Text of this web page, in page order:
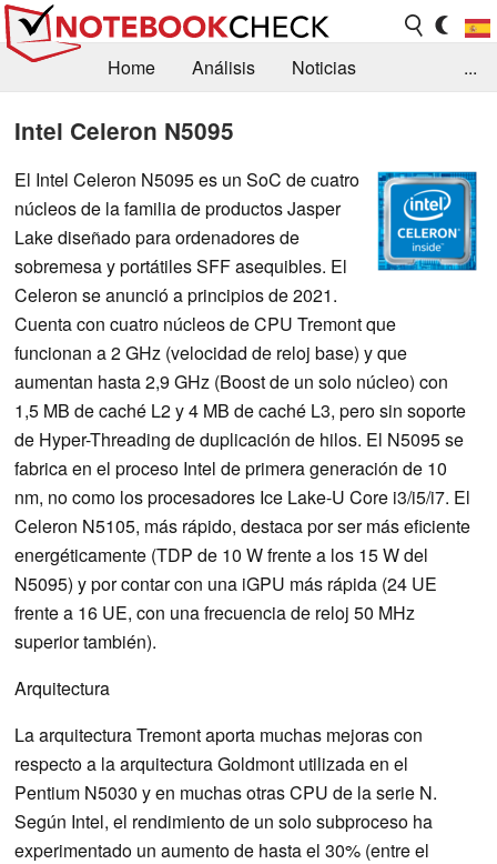
Home Análisis
Noticias
Contacto
...
Intel Celeron N5095
El Intel Celeron N5095 es un SoC de cuatro
núcleos de la familia de productos Jasper
Lake diseñado para ordenadores de
sobremesa y portátiles SFF asequibles. El
Celeron se anunció a principios de 2021.
Cuenta con cuatro núcleos de CPU Tremont que
funcionan a 2 GHz (velocidad de reloj base) y que
aumentan hasta 2,9 GHz (Boost de un solo núcleo) con
1,5 MB de caché L2 y 4 MB de caché L3, pero sin soporte
de Hyper-Threading de duplicación de hilos. El N5095 se
fabrica en el proceso Intel de primera generación de 10
nm, no como los procesadores Ice Lake-U Core i3/i5/i7. El
Celeron N5105, más rápido, destaca por ser más eficiente
energéticamente (TDP de 10 W frente a los 15 W del
N5095) y por contar con una iGPU más rápida (24 UE
frente a 16 UE, con una frecuencia de reloj 50 MHz
superior también).
Arquitectura
La arquitectura Tremont aporta muchas mejoras con
respecto a la arquitectura Goldmont utilizada en el
Pentium N5030 y en muchas otras CPU de la serie N.
Según Intel, el rendimiento de un solo subproceso ha
experimentado un aumento de hasta el 30% (entre el